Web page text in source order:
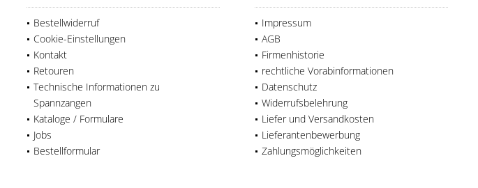
Bestellwiderruf
Cookie-Einstellungen
Kontakt
Retouren
Technische Informationen zu
Spannzangen
Kataloge / Formulare
Jobs
Bestellformular
Impressum
AGB
Firmenhistorie
rechtliche Vorabinformationen
Datenschutz
Widerrufsbelehrung
Liefer und Versandkosten
Lieferantenbewerbung
Zahlungsmöglichkeiten